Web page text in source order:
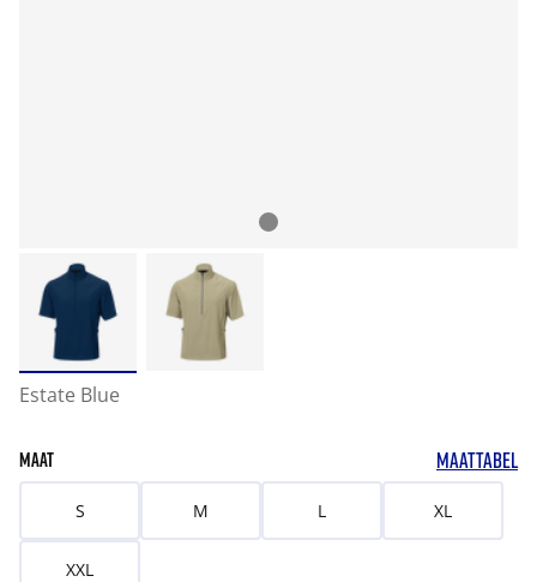
Estate Blue
MAAT MAATTABEL
S M L XL
XXL